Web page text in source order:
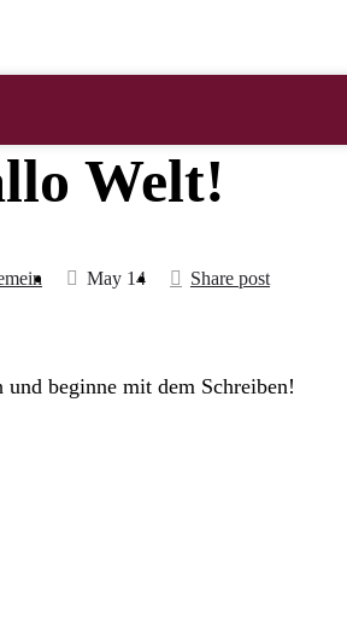
Welt!
May 14 Share post
beginne mit dem Schreiben!